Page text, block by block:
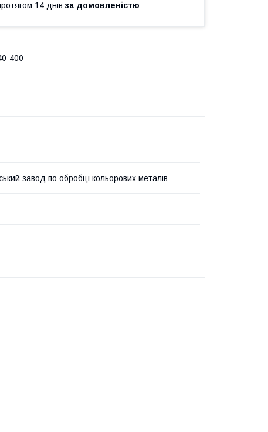
14 днів за домовленістю
400
завод по обробці кольорових металів